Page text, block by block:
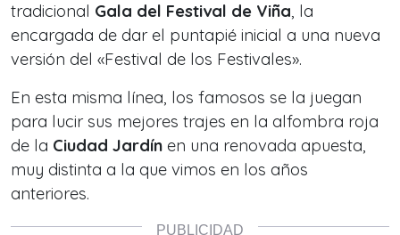
tradicional Gala del Festival de Viña, la
encargada de dar el puntapié inicial a una nueva
versión del «Festival de los Festivales».
En esta misma línea, los famosos se la juegan
para lucir sus mejores trajes en la alfombra roja
de la Ciudad Jardín en una renovada apuesta,
muy distinta a la que vimos en los años
anteriores.